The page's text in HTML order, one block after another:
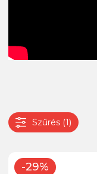
Szűrés (1)
-29%